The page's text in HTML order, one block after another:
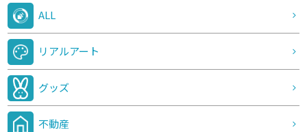
ALL
リアルアート
グッズ
不動産